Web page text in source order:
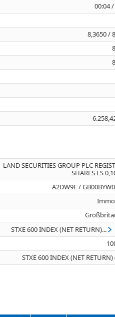
00:04
8,3650 /
LAND SECURITIES GROUP PLC
SHARES LS
A2DW9E /
STXE 600 INDEX (NET RETURN)...
STXE 600 INDEX (NET RETURN)